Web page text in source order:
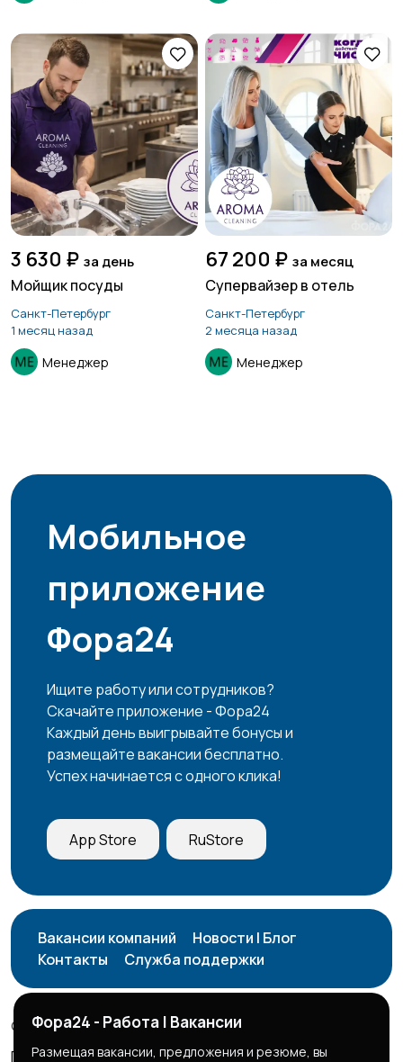
3 630 ₽ за день
Мойщик посуды
Санкт-Петербург
1 месяц назад
Менеджер
67 200 ₽ за месяц
Супервайзер в отель
Санкт-Петербург
2 месяца назад
Менеджер
Мобильное
приложение
Фора24
Ищите работу или сотрудников?
Скачайте приложение - Фора24
Каждый день выигрывайте бонусы и
размещайте вакансии бесплатно.
Успех начинается с одного клика!
App Store RuStore
Вакансии компаний
Новости | Блог
Контакты
Служба поддержки
© 2026 Фора24 | Вакансии
Правила сервиса
Политика конфиденциальности
Фора24 - Работа | Вакансии
Размещая вакансии, предложения и резюме, вы